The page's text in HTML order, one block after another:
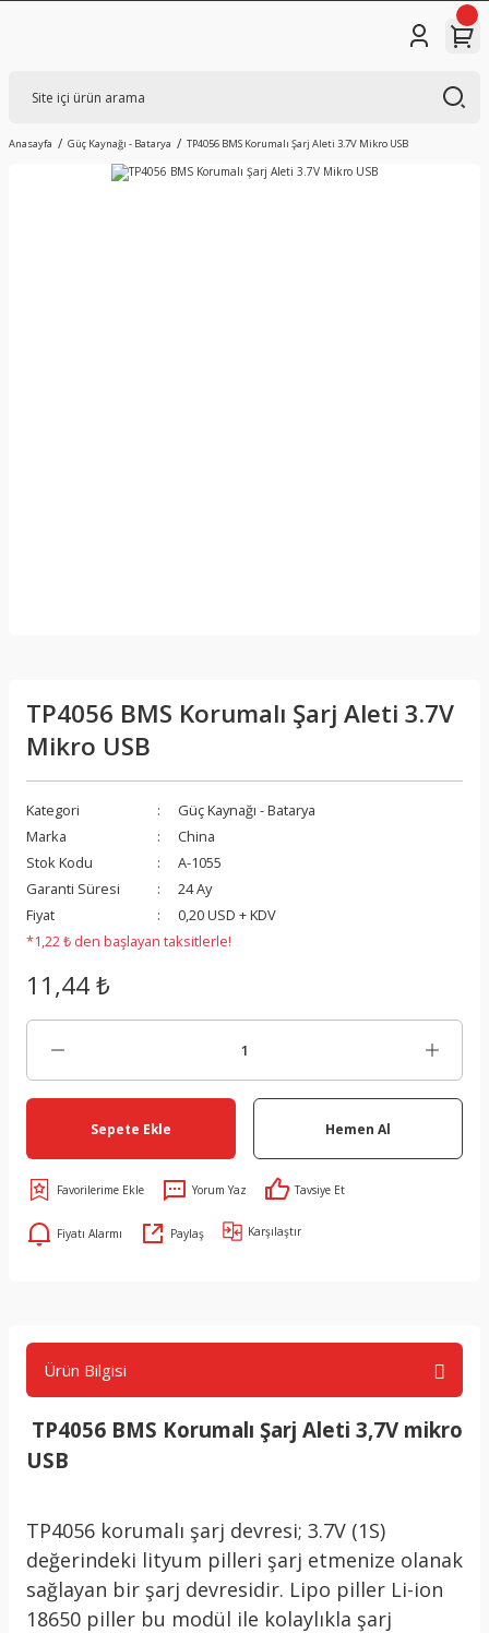
Anasayfa Güç Kaynağı - Batarya TP4056 BMS Korumalı Şarj Aleti 3.7V Mikro USB
TP4056 BMS Korumalı Şarj Aleti 3.7V
Mikro USB
Kategori
Güç Kaynağı - Batarya
Marka
China
Stok Kodu
A-1055
Garanti Süresi
24 Ay
Fiyat
0,20 USD + KDV
*1,22 ₺ den başlayan taksitlerle!
11,44 ₺
Sepete Ekle Hemen Al
Yorum Yaz Tavsiye Et
Fiyatı Alarmı Paylaş Karşılaştır
Ürün Bilgisi
TP4056 BMS Korumalı Şarj Aleti 3,7V mikro
USB
TP4056 korumalı şarj devresi; 3.7V (1S)
değerindeki lityum pilleri şarj etmenize olanak
sağlayan bir şarj devresidir. Lipo piller Li-ion
18650 piller bu modül ile kolaylıkla şarj